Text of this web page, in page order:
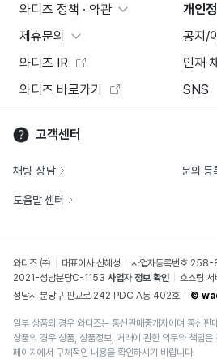
와디즈 정책 · 약관
개인
제휴문의
공지/
와디즈 IR
인재
와디즈 바로가기
SNS
고객센터
채팅 상담 문의 등
도움말 센터
와디즈 ㈜ 대표이사 신혜성 사업자등록번호
2021-성남분당C-1153 사업자 정보 확인 호스팅
성남시 분당구 판교로 242 PDC A동 402호
©
일부 상품의 경우 와디즈는 통신판매중개자이며 통신판
상품의 경우 상품, 상품정보, 거래에 관한 의무와 책임
페이지에서 구체적인 내용을 확인하시기 바랍니다.